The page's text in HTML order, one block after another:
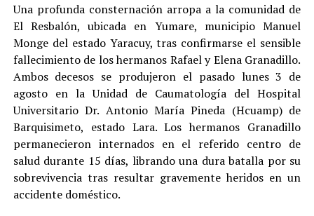
Una profunda consternación arropa a la comunidad de
El Resbalón, ubicada en Yumare, municipio Manuel
Monge del estado Yaracuy, tras confirmarse el sensible
fallecimiento de los hermanos Rafael y Elena Granadillo.
Ambos decesos se produjeron el pasado lunes 3 de
agosto en la Unidad de Caumatología del Hospital
Universitario Dr. Antonio María Pineda (Hcuamp) de
Barquisimeto, estado Lara. Los hermanos Granadillo
permanecieron internados en el referido centro de
salud durante 15 días, librando una dura batalla por su
sobrevivencia tras resultar gravemente heridos en un
accidente doméstico.